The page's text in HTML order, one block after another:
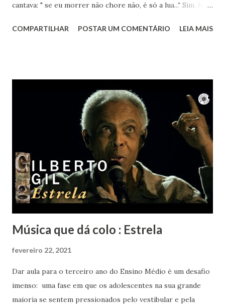
cantava: " se eu morrer não chore não, é só a lua..." Sim, foi a
obra. Achei este registro de 2023, num dia que essa música
Cabelo". Vai em paz Lô... Obrigada por tanto.
COMPARTILHAR POSTAR UM COMENTÁRIO LEIA MAIS
Música que dá colo : Estrela
fevereiro 22, 2021
Dar aula para o terceiro ano do Ensino Médio é um desafio
imenso: uma fase em que os adolescentes na sua grande
maioria se sentem pressionados pelo vestibular e pela